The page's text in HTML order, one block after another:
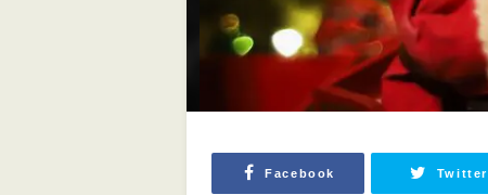
Facebook Twitter